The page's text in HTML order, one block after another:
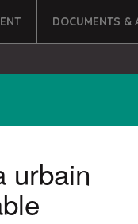
DOCUMENTS &
urbain